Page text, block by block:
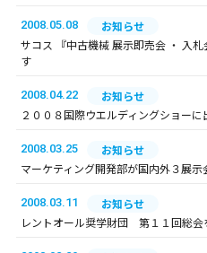
2008.05.08
お知らせ
サコス 『中古機械 展示即売会 ・ 入
す
2008.04.22
お知らせ
２００８国際ウエルディングショーに
2008.03.25
お知らせ
マーケティング開発部が国内外３展示
2008.03.11
お知らせ
レントオール奨学財団 第１１回総会